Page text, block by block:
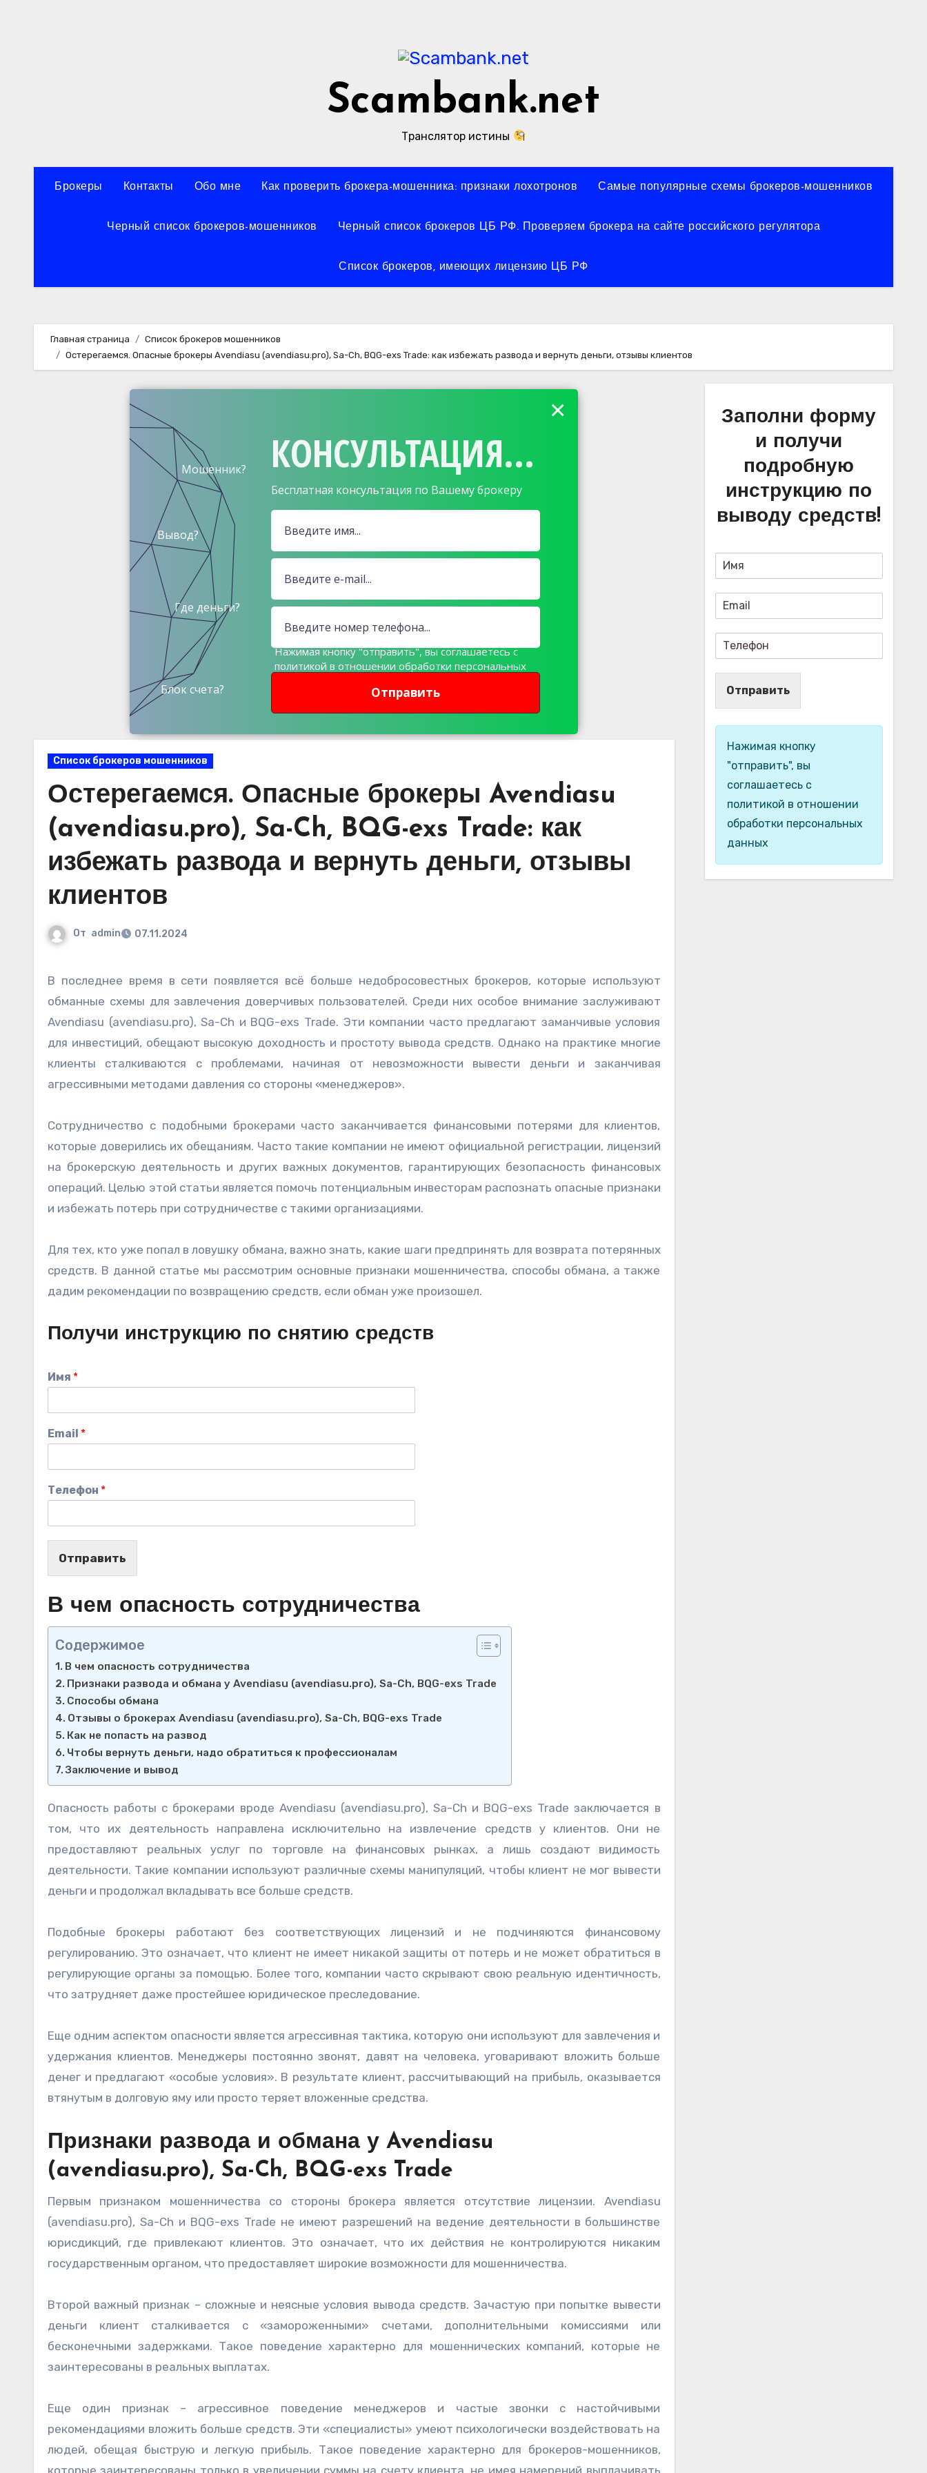
Scambank.net
Транслятор истины
Брокеры Контакты Обо мне Как проверить брокера-мошенника: признаки лохотронов Самые популярные схемы брокеров-мошенников
Черный список брокеров-мошенников Черный список брокеров ЦБ РФ. Проверяем брокера на сайте российского регулятора
Список брокеров, имеющих лицензию ЦБ РФ
Главная страница
Список брокеров мошенников
Остерегаемся. Опасные брокеры Avendiasu (avendiasu.pro), Sa-Ch, BQG-exs Trade: как избежать развода и вернуть деньги, отзывы клиентов
КОНСУЛЬТАЦИЯ...
Бесплатная консультация по Вашему брокеру
Мошенник?
Вывод?
Где деньги?
Блок счета? Отправить
×
Нажимая кнопку "отправить", вы соглашаетесь с
политикой в отношении обработки персональных
Список брокеров мошенников
Остерегаемся. Опасные брокеры Avendiasu
(avendiasu.pro), Sa-Ch, BQG-exs Trade: как
избежать развода и вернуть деньги, отзывы
клиентов
От admin 07.11.2024
В последнее время в сети появляется всё больше недобросовестных брокеров, которые используют
обманные схемы для завлечения доверчивых пользователей. Среди них особое внимание заслуживают
Avendiasu (avendiasu.pro), Sa-Ch и BQG-exs Trade. Эти компании часто предлагают заманчивые условия
для инвестиций, обещают высокую доходность и простоту вывода средств. Однако на практике многие
клиенты сталкиваются с проблемами, начиная от невозможности вывести деньги и заканчивая
агрессивными методами давления со стороны «менеджеров».
Сотрудничество с подобными брокерами часто заканчивается финансовыми потерями для клиентов,
которые доверились их обещаниям. Часто такие компании не имеют официальной регистрации, лицензий
на брокерскую деятельность и других важных документов, гарантирующих безопасность финансовых
операций. Целью этой статьи является помочь потенциальным инвесторам распознать опасные признаки
и избежать потерь при сотрудничестве с такими организациями.
Для тех, кто уже попал в ловушку обмана, важно знать, какие шаги предпринять для возврата потерянных
средств. В данной статье мы рассмотрим основные признаки мошенничества, способы обмана, а также
дадим рекомендации по возвращению средств, если обман уже произошел.
Получи инструкцию по снятию средств
Имя *
Email *
Телефон *
Отправить
В чем опасность сотрудничества
Содержимое
В чем опасность сотрудничества
Признаки развода и обмана у Avendiasu (avendiasu.pro), Sa-Ch, BQG-exs Trade
Способы обмана
Отзывы о брокерах Avendiasu (avendiasu.pro), Sa-Ch, BQG-exs Trade
Как не попасть на развод
Чтобы вернуть деньги, надо обратиться к профессионалам
Заключение и вывод
Опасность работы с брокерами вроде Avendiasu (avendiasu.pro), Sa-Ch и BQG-exs Trade заключается в
том, что их деятельность направлена исключительно на извлечение средств у клиентов. Они не
предоставляют реальных услуг по торговле на финансовых рынках, а лишь создают видимость
деятельности. Такие компании используют различные схемы манипуляций, чтобы клиент не мог вывести
деньги и продолжал вкладывать все больше средств.
Подобные брокеры работают без соответствующих лицензий и не подчиняются финансовому
регулированию. Это означает, что клиент не имеет никакой защиты от потерь и не может обратиться в
регулирующие органы за помощью. Более того, компании часто скрывают свою реальную идентичность,
что затрудняет даже простейшее юридическое преследование.
Еще одним аспектом опасности является агрессивная тактика, которую они используют для завлечения и
удержания клиентов. Менеджеры постоянно звонят, давят на человека, уговаривают вложить больше
денег и предлагают «особые условия». В результате клиент, рассчитывающий на прибыль, оказывается
втянутым в долговую яму или просто теряет вложенные средства.
Признаки развода и обмана у Avendiasu
(avendiasu.pro), Sa-Ch, BQG-exs Trade
Первым признаком мошенничества со стороны брокера является отсутствие лицензии. Avendiasu
(avendiasu.pro), Sa-Ch и BQG-exs Trade не имеют разрешений на ведение деятельности в большинстве
юрисдикций, где привлекают клиентов. Это означает, что их действия не контролируются никаким
государственным органом, что предоставляет широкие возможности для мошенничества.
Второй важный признак – сложные и неясные условия вывода средств. Зачастую при попытке вывести
деньги клиент сталкивается с «замороженными» счетами, дополнительными комиссиями или
бесконечными задержками. Такое поведение характерно для мошеннических компаний, которые не
заинтересованы в реальных выплатах.
Еще один признак – агрессивное поведение менеджеров и частые звонки с настойчивыми
рекомендациями вложить больше средств. Эти «специалисты» умеют психологически воздействовать на
людей, обещая быструю и легкую прибыль. Такое поведение характерно для брокеров-мошенников,
которые заинтересованы только в увеличении суммы на счету клиента, не имея намерений выплачивать
Заполни форму
и получи
подробную
инструкцию по
выводу средств!
Отправить
Нажимая кнопку
"отправить", вы
соглашаетесь с
политикой в отношении
обработки персональных
данных